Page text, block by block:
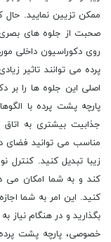
ممکن تزیین نمایید.
صحبت از جلوه های
روی دکوراسیون داخلی
پرده می توانند تاثیر
اصلی این جلوه ها را بر
پارچه پشت پرده با
جذابیت بیشتری به
مناسب می توانید فضای
زیبا تبدیل کنید. کنترل
کند و به شما امکان می
کنید. این امر به شما
بگذارید و در هنگام
خصوصی، پارچه پشت